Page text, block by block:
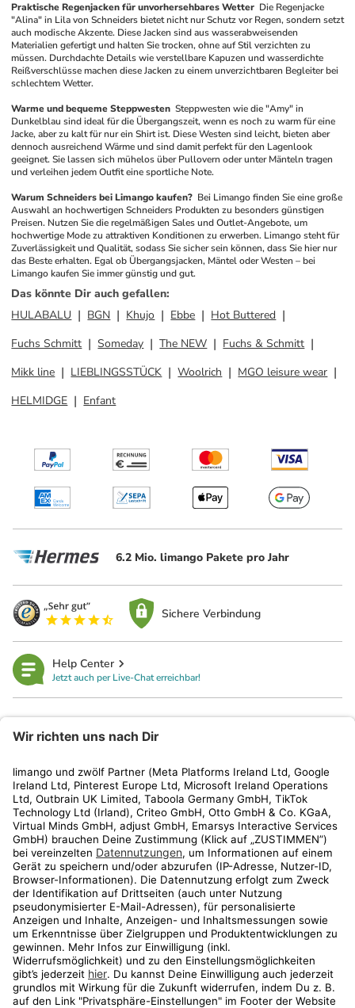
Praktische Regenjacken für unvorhersehbares Wetter Die Regenjacke
"Alina" in Lila von Schneiders bietet nicht nur Schutz vor Regen, sondern setzt
auch modische Akzente. Diese Jacken sind aus wasserabweisenden
Materialien gefertigt und halten Sie trocken, ohne auf Stil verzichten zu
müssen. Durchdachte Details wie verstellbare Kapuzen und wasserdichte
Reißverschlüsse machen diese Jacken zu einem unverzichtbaren Begleiter bei
schlechtem Wetter.
Warme und bequeme Steppwesten Steppwesten wie die "Amy" in
Dunkelblau sind ideal für die Übergangszeit, wenn es noch zu warm für eine
Jacke, aber zu kalt für nur ein Shirt ist. Diese Westen sind leicht, bieten aber
dennoch ausreichend Wärme und sind damit perfekt für den Lagenlook
geeignet. Sie lassen sich mühelos über Pullovern oder unter Mänteln tragen
und verleihen jedem Outfit eine sportliche Note.
Warum Schneiders bei Limango kaufen? Bei Limango finden Sie eine große
Auswahl an hochwertigen Schneiders Produkten zu besonders günstigen
Preisen. Nutzen Sie die regelmäßigen Sales und Outlet-Angebote, um
hochwertige Mode zu attraktiven Konditionen zu erwerben. Limango steht für
Zuverlässigkeit und Qualität, sodass Sie sicher sein können, dass Sie hier nur
das Beste erhalten. Egal ob Übergangsjacken, Mäntel oder Westen – bei
Limango kaufen Sie immer günstig und gut.
Das könnte Dir auch gefallen:
HULABALU
BGN Khujo Ebbe
Hot Buttered
Fuchs Schmitt
Someday The NEW
Fuchs & Schmitt
Mikk line
LIEBLINGSSTÜCK Woolrich
MGO leisure wear
HELMIDGE
Enfant
6.2 Mio. limango Pakete pro Jahr
Sichere Verbindung
Help Center
Jetzt auch per Live-Chat erreichbar!
Kundenservice
Shop
Aktionen
Travel